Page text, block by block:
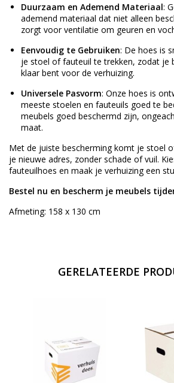
Duurzaam en Ademend Materiaal:
ademend materiaal dat niet alleen
zorgt voor ventilatie om geuren en
Eenvoudig te Gebruiken: De hoes is
je stoel of fauteuil te trekken, zodat je
klaar bent voor de verhuizing.
Universele Pasvorm: Onze hoes is
meeste stoelen en fauteuils goed te
meubels goed beschermd zijn,
maat.
Met de juiste bescherming komt je stoel
je nieuwe adres, zonder schade of vuil.
fauteuilhoes en maak je verhuizing een
Bestel nu en bescherm je meubels
Afmeting: 158 x 130 cm
GERELATEERDE